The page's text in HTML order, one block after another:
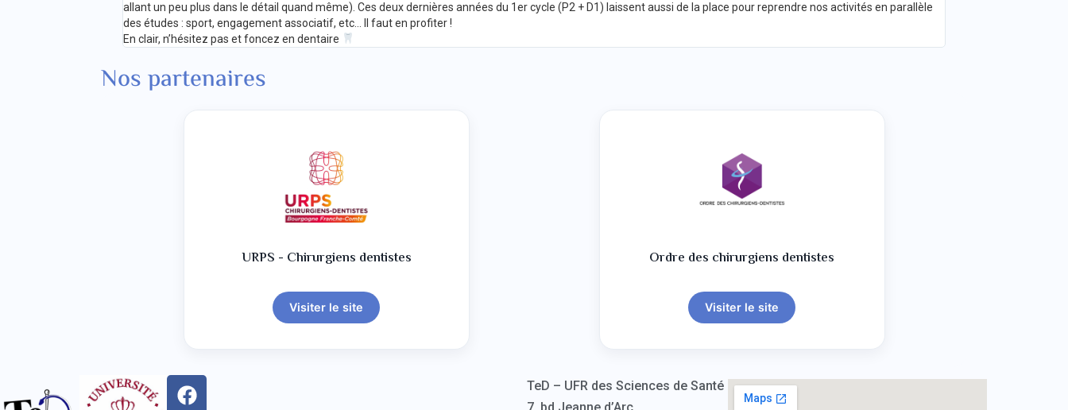
allant un peu plus dans le détail quand même). Ces deux dernières années du 1er cycle (P2 + D1) laissent aussi de la place pour reprendre nos activités en parallèle
des études : sport, engagement associatif, etc… Il faut en profiter !
En clair, n’hésitez pas et foncez en dentaire
Nos partenaires
URPS - Chirurgiens dentistes
Visiter le site
Ordre des chirurgiens dentistes
Visiter le site
TeD – UFR des Sciences de Santé